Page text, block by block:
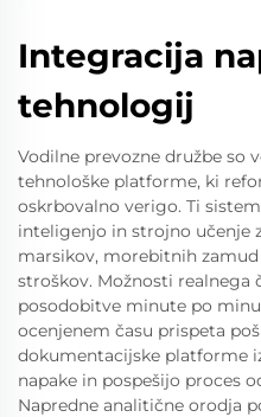
Integracija
tehnologij
Vodilne prevozne družbe so
tehnološke platforme, ki
oskrbovalno verigo. Ti
inteligenjo in strojno učenje
marsikov, morebitnih
stroškov. Možnosti realnega
posodobitve minute po
ocenjenem času prispeta
dokumentacijske platforme
napake in pospešijo proces
Napredne analitične orodja